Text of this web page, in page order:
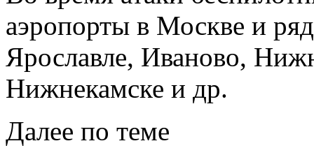
аэропорты в Москве и
Ярославле, Иваново,
Нижнекамске и др.
Далее по теме